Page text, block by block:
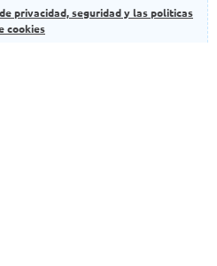
privacidad, seguridad y las politicas
cookies